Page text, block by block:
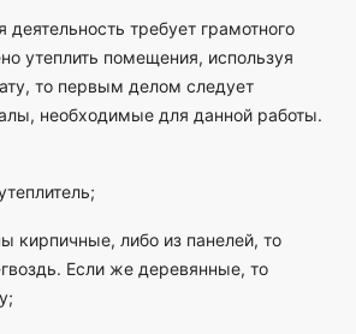
деятельность требует грамотного
утеплить помещения, используя
то первым делом следует
необходимые для данной работы.
кирпичные, либо из панелей, то
Если же деревянные, то